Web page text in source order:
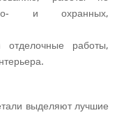
и охранных,
работы,
выделяют лучшие